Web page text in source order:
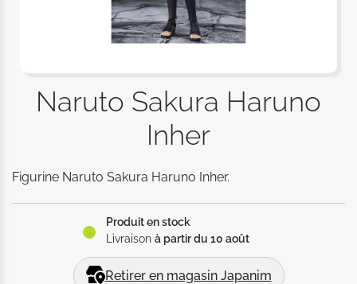
Naruto Sakura Haruno
Inher
Figurine Naruto Sakura Haruno Inher.
Produit en stock
Livraison à partir du 10 août
Retirer en magasin Japanim